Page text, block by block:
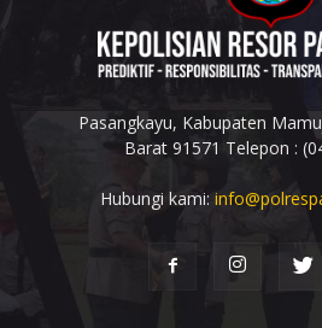
Pasangkayu, Kabupaten
Barat 91571 Telepon :
Hubungi kami: